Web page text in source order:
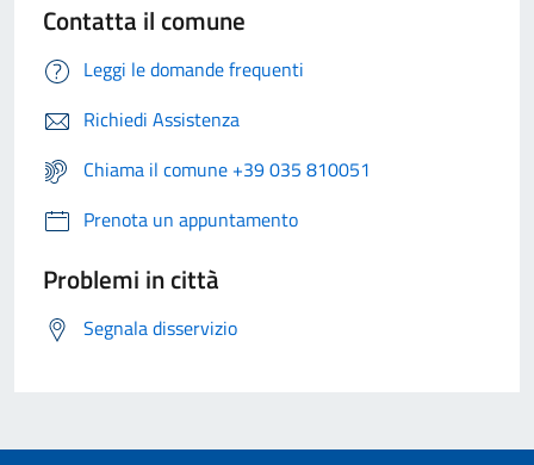
Contatta il comune
Leggi le domande frequenti
Richiedi Assistenza
Chiama il comune +39 035 810051
Prenota un appuntamento
Problemi in città
Segnala disservizio